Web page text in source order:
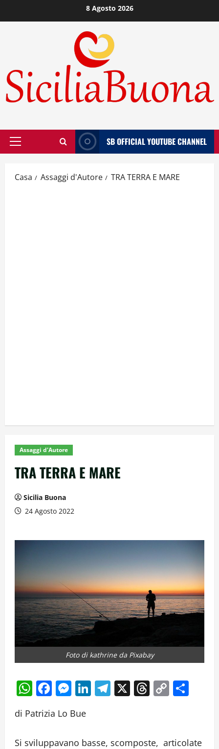
al
8 Agosto 2026
Menù
SB OFFICIAL YOUTUBE CHANNEL
Casa Assaggi d'Autore TRA TERRA E MARE
Assaggi d'Autore
TRA TERRA E MARE
Sicilia Buona
24 Agosto 2022
Foto di kathrine da Pixabay
WhatsApp
Facebook
Messenger
LinkedIn
Telegram
X Threads
Copy
di Patrizia Lo Bue
Si sviluppavano basse, scomposte, articolate